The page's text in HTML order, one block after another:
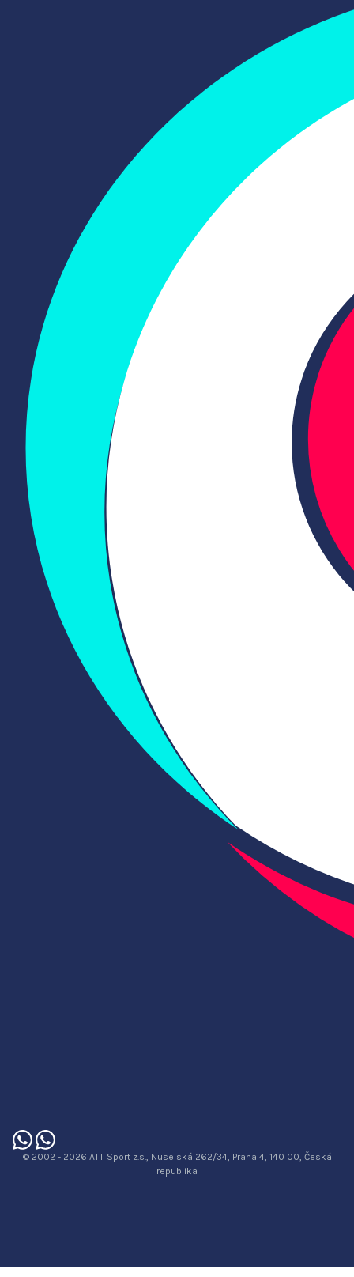
© 2002 - 2026 ATT Sport z.s., Nuselská 262/34, Praha 4, 140 00, Česká
republika